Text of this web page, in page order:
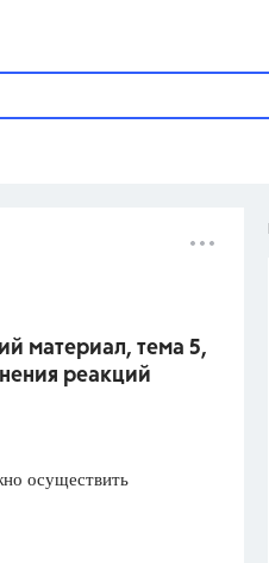
материал, тема 5,
реакций
осуществить